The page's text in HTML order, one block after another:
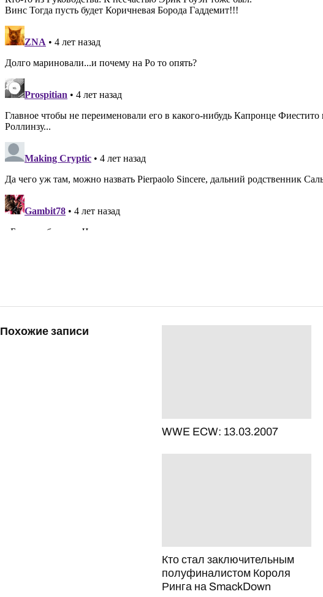
Похожие записи
WWE ECW: 13.03.2007
Кто стал заключительным
полуфиналистом Короля
Ринга на SmackDown